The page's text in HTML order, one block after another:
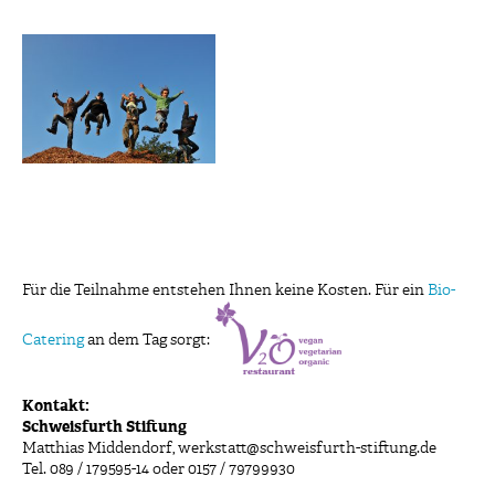
Für die Teilnahme entstehen Ihnen keine Kosten. Für ein Bio-
Cateringan dem Tag sorgt:
Kontakt:
Schweisfurth Stiftung
Matthias Middendorf, werkstatt@schweisfurth-stiftung.de
Tel. 089 / 179595-14 oder 0157 / 79799930